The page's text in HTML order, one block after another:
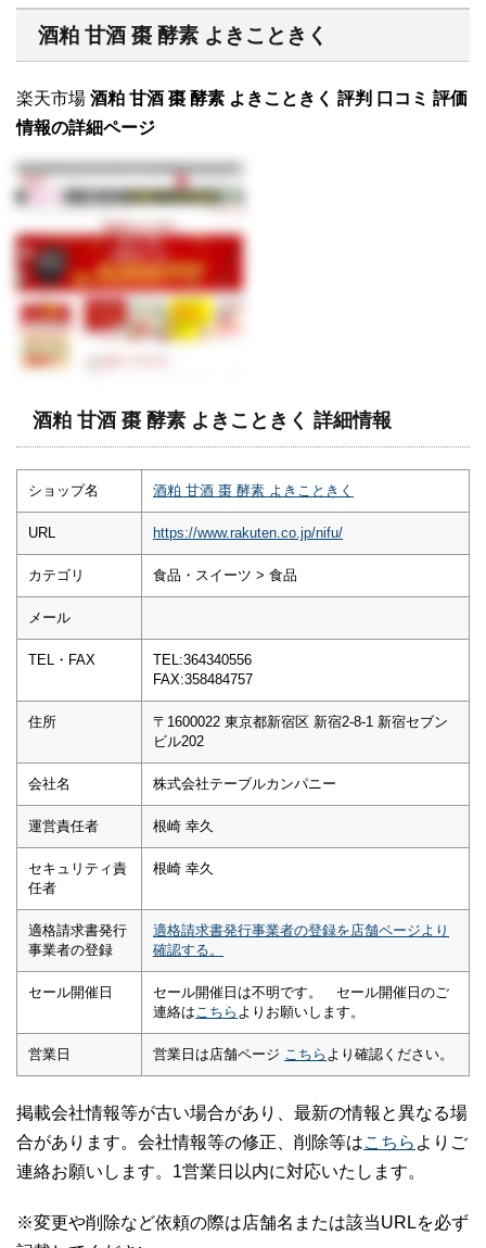
酒粕 甘酒 棗 酵素 よきこときく
楽天市場 酒粕 甘酒 棗 酵素 よきこときく 評判 口コミ 評価
情報の詳細ページ
酒粕 甘酒 棗 酵素 よきこときく 詳細情報
ショップ名 酒粕 甘酒 棗 酵素 よきこときく
URL https://www.rakuten.co.jp/nifu/
カテゴリ 食品・スイーツ > 食品
メール
TEL・FAX
TEL:364340556
FAX:358484757
住所
〒1600022 東京都新宿区 新宿2-8-1 新宿セブン
ビル202
会社名 株式会社テーブルカンパニー
運営責任者 根崎 幸久
セキュリティ責
任者
根崎 幸久
適格請求書発行
事業者の登録
適格請求書発行事業者の登録を店舗ページより
確認する。
セール開催日
セール開催日は不明です。 セール開催日のご
連絡は こちら よりお願いします。
営業日 営業日は店舗ページ こちら より確認ください。
掲載会社情報等が古い場合があり、最新の情報と異なる場
合があります。会社情報等の修正、削除等はこちら よりご
連絡お願いします。1営業日以内に対応いたします。
※変更や削除など依頼の際は店舗名または該当URLを必ず